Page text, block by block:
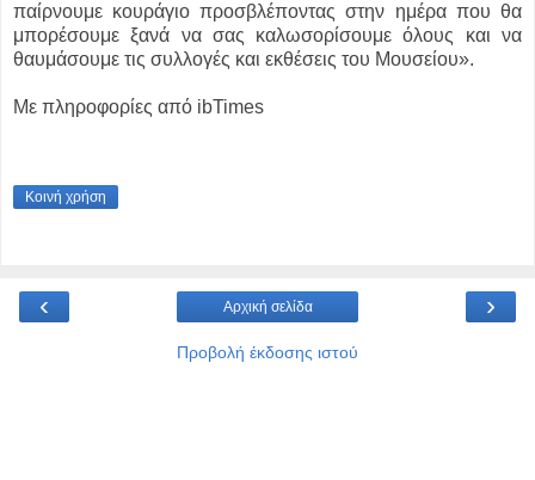
παίρνουμε κουράγιο προσβλέποντας στην ημέρα που θα
μπορέσουμε ξανά να σας καλωσορίσουμε όλους και να
θαυμάσουμε τις συλλογές και εκθέσεις του Μουσείου».
Με πληροφορίες από ibTimes
Κοινή χρήση
‹ ›
Αρχική σελίδα
Προβολή έκδοσης ιστού